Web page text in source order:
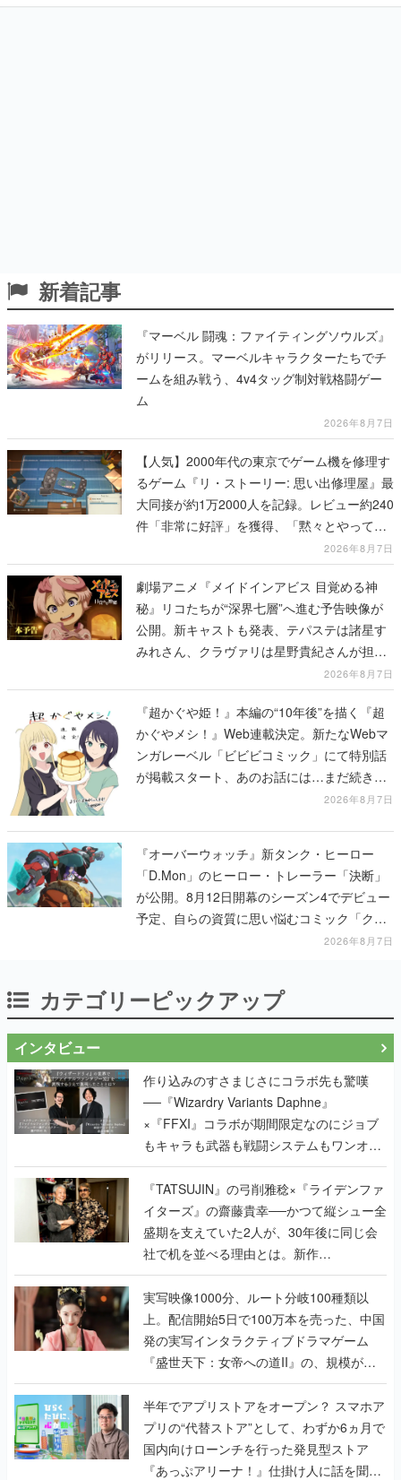
新着記事
『マーベル 闘魂：ファイティングソウルズ』
がリリース。マーベルキャラクターたちでチ
ームを組み戦う、4v4タッグ制対戦格闘ゲー
ム
2026年8月7日
【人気】2000年代の東京でゲーム機を修理す
るゲーム『リ・ストーリー: 思い出修理屋』最
大同接が約1万2000人を記録。レビュー約240
件「非常に好評」を獲得、「黙々とやってし
2026年8月7日
劇場アニメ『メイドインアビス 目覚める神
秘』リコたちが“深界七層”へ進む予告映像が
公開。新キャストも発表、テパステは諸星す
みれさん、クラヴァリは星野貴紀さんが担当
2026年8月7日
『超かぐや姫！』本編の“10年後”を描く『超
かぐやメシ！』Web連載決定。新たなWebマ
ンガレーベル「ビビビコミック」にて特別話
が掲載スタート、あのお話には…まだ続きが
2026年8月7日
『オーバーウォッチ』新タンク・ヒーロー
「D.Mon」のヒーロー・トレーラー「決断」
が公開。8月12日開幕のシーズン4でデビュー
予定、自らの資質に思い悩むコミック「クロ
2026年8月7日
カテゴリーピックアップ
インタビュー
作り込みのすさまじさにコラボ先も驚嘆
──『Wizardry Variants Daphne』
×『FFXI』コラボが期間限定なのにジョブ
もキャラも武器も戦闘システムもワンオフ
で作り込まれた理由を両ディレクターに聞
く
『TATSUJIN』の弓削雅稔×『ライデンファ
イターズ』の齋藤貴幸──かつて縦シュー全
盛期を支えていた2人が、30年後に同じ会
社で机を並べる理由とは。新作
『TATSUJIN EXTREME』で初タッグを組
んだレジェンド2人に訊く開発秘話
実写映像1000分、ルート分岐100種類以
上。配信開始5日で100万本を売った、中国
発の実写インタラクティブドラマゲーム
『盛世天下：女帝への道II』の、規模が違
うこだわりをプロデューサーに聞いた
半年でアプリストアをオープン？ スマホア
プリの“代替ストア”として、わずか6ヵ月で
国内向けローンチを行った発見型ストア
『あっぷアリーナ！』仕掛け人に話を聞い